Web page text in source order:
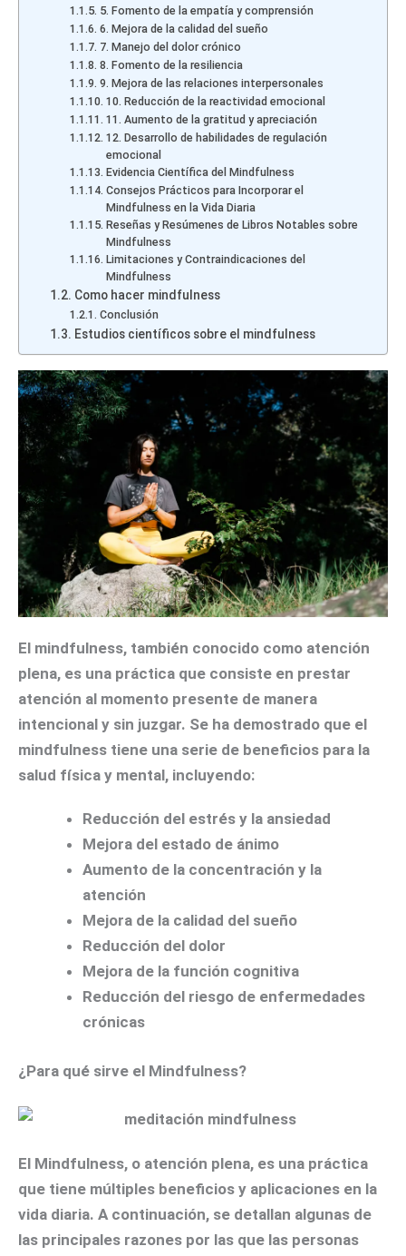
5. Fomento de la empatía y comprensión
6. Mejora de la calidad del sueño
7. Manejo del dolor crónico
8. Fomento de la resiliencia
9. Mejora de las relaciones interpersonales
10. Reducción de la reactividad emocional
11. Aumento de la gratitud y apreciación
12. Desarrollo de habilidades de regulación
emocional
Evidencia Científica del Mindfulness
Consejos Prácticos para Incorporar el
Mindfulness en la Vida Diaria
Reseñas y Resúmenes de Libros Notables sobre
Mindfulness
Limitaciones y Contraindicaciones del
Mindfulness
Como hacer mindfulness
Conclusión
Estudios científicos sobre el mindfulness
El mindfulness, también conocido como atención
plena, es una práctica que consiste en prestar
atención al momento presente de manera
intencional y sin juzgar. Se ha demostrado que el
mindfulness tiene una serie de beneficios para la
salud física y mental, incluyendo:
Reducción del estrés y la ansiedad
Mejora del estado de ánimo
Aumento de la concentración y la
atención
Mejora de la calidad del sueño
Reducción del dolor
Mejora de la función cognitiva
Reducción del riesgo de enfermedades
crónicas
¿Para qué sirve el Mindfulness?
El Mindfulness, o atención plena, es una práctica
que tiene múltiples beneficios y aplicaciones en la
vida diaria. A continuación, se detallan algunas de
las principales razones por las que las personas